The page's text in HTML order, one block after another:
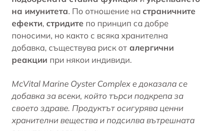
на имунитета. По отношение на страничните
ефекти, стридите по принцип са добре
поносими, но както с всяка хранителна
добавка, съществува риск от алергични
реакции при някои индивиди.
McVital Marine Oyster Complex е доказала се
добавка за всеки, който търси подкрепа за
своето здраве. Продуктът осигурява ценни
хранителни вещества и подсилва вътрешната